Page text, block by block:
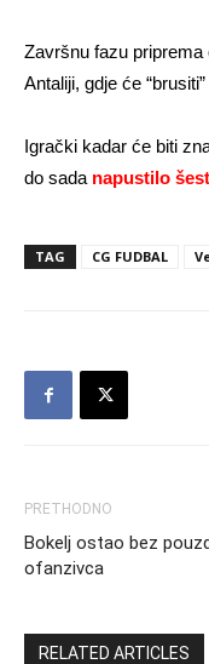
Završnu fazu priprema
Antaliji, gdje će
Igrački kadar će biti
do sada napustilo
TAG CG FUDBAL
PRETHODNO
Bokelj ostao bez
ofanzivca
RELATED ARTICLES